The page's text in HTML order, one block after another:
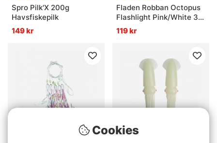
Spro Pilk'X 200g
Havsfiskepilk
149 kr
Fladen Robban Octopus
Flashlight Pink/White 3
Hooks 10cm
119 kr
Cookies